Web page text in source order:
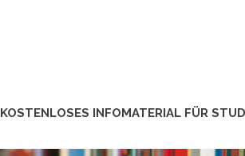
KOSTENLOSES INFOMATERIAL FÜR